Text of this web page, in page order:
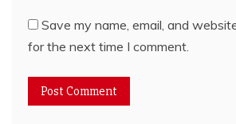
Save my name, email, and
for the next time I comment.